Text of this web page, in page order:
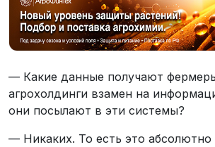
— Какие данные получают
агрохолдинги взамен на
они посылают в эти системы?
— Никаких. То есть это абсолютно